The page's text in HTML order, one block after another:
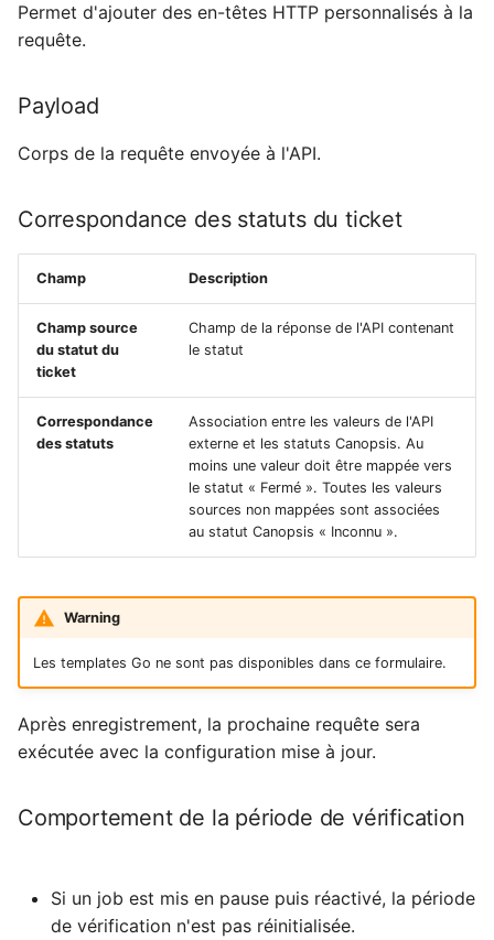
Permet d'ajouter des en-têtes HTTP personnalisés à la
requête.
Payload
Corps de la requête envoyée à l'API.
Correspondance des statuts du ticket
Champ Description
Champ source
du statut du
ticket
Champ de la réponse de l'API contenant
le statut
Correspondance
des statuts
Association entre les valeurs de l'API
externe et les statuts Canopsis. Au
moins une valeur doit être mappée vers
le statut « Fermé ». Toutes les valeurs
sources non mappées sont associées
au statut Canopsis « Inconnu ».
Warning
Les templates Go ne sont pas disponibles dans ce formulaire.
Après enregistrement, la prochaine requête sera
exécutée avec la configuration mise à jour.
Comportement de la période de vérification
Si un job est mis en pause puis réactivé, la période
de vérification n'est pas réinitialisée.